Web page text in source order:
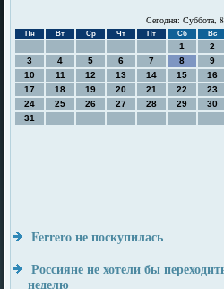
Сегодня: Суббота,
Пн Вт Ср Чт Пт Сб Вс
1
2
3
4 5 6 7 8
9
10
11 12 13 14 15
16
17
18 19 20 21 22
23
24
25 26 27 28 29
30
31
Ferrero не поскупилась
Россияне не хотели бы
неделю